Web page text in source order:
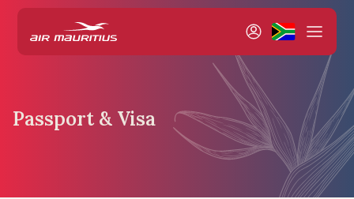
Passport & Visa